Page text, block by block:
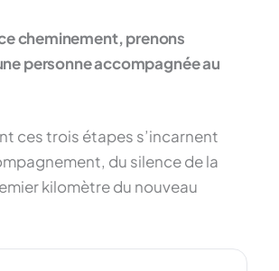
cheminement, prenons
personne accompagnée au
ces trois étapes s’incarnent
du silence de la
kilomètre du nouveau